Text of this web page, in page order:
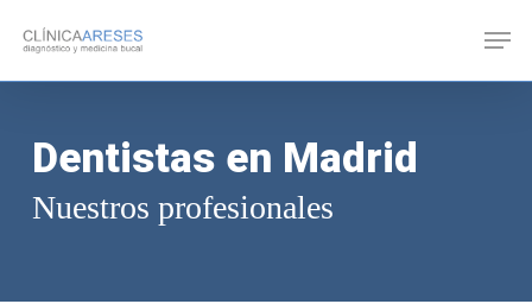
Menu
Dentistas en Madrid
Nuestros profesionales